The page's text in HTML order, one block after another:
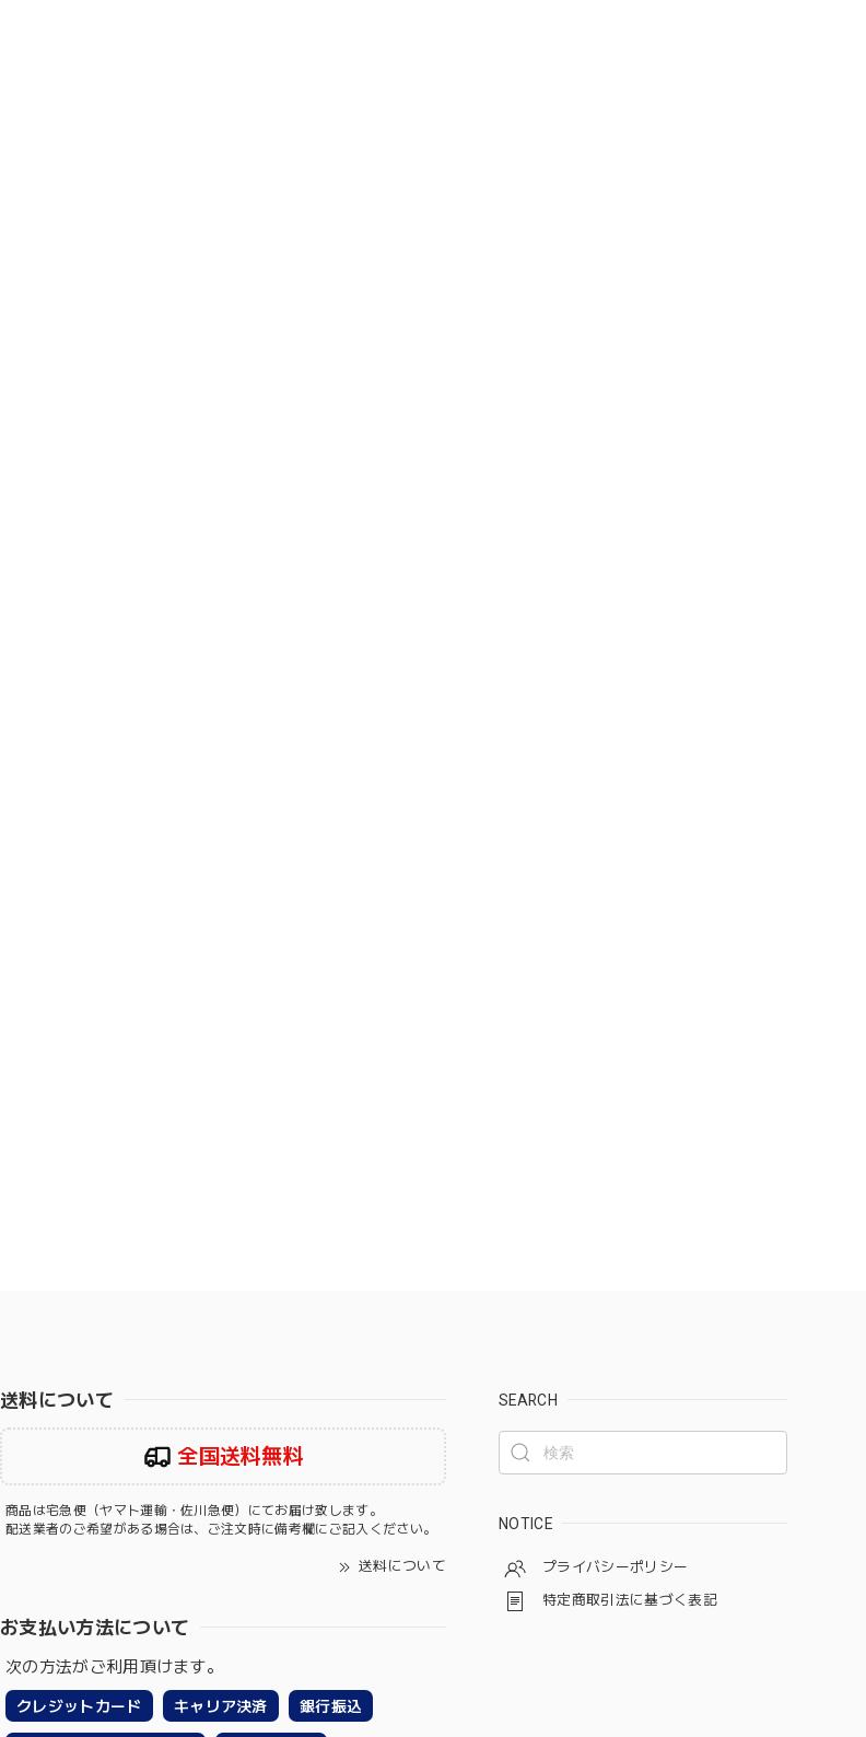
送料について
全国送料無料
商品は宅急便（ヤマト運輸・佐川急便）にてお届け致します。
配送業者のご希望がある場合は、ご注文時に備考欄にご記入ください。
送料について
お支払い方法について
次の方法がご利用頂けます。
クレジットカード キャリア決済 銀行振込
SEARCH
NOTICE
プライバシーポリシー
特定商取引法に基づく表記